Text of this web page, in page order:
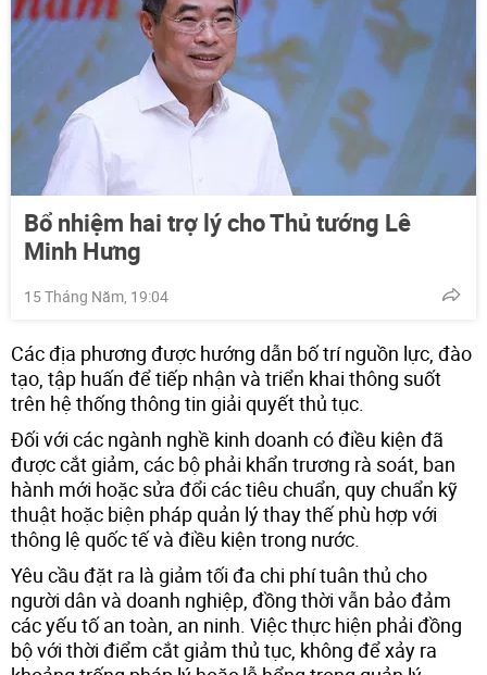
Bổ nhiệm hai trợ lý cho Thủ tướng Lê
Minh Hưng
15 Tháng Năm, 19:04
Các địa phương được hướng dẫn bố trí nguồn lực, đào
tạo, tập huấn để tiếp nhận và triển khai thông suốt
trên hệ thống thông tin giải quyết thủ tục.
Đối với các ngành nghề kinh doanh có điều kiện đã
được cắt giảm, các bộ phải khẩn trương rà soát, ban
hành mới hoặc sửa đổi các tiêu chuẩn, quy chuẩn kỹ
thuật hoặc biện pháp quản lý thay thế phù hợp với
thông lệ quốc tế và điều kiện trong nước.
Yêu cầu đặt ra là giảm tối đa chi phí tuân thủ cho
người dân và doanh nghiệp, đồng thời vẫn bảo đảm
các yếu tố an toàn, an ninh. Việc thực hiện phải đồng
bộ với thời điểm cắt giảm thủ tục, không để xảy ra